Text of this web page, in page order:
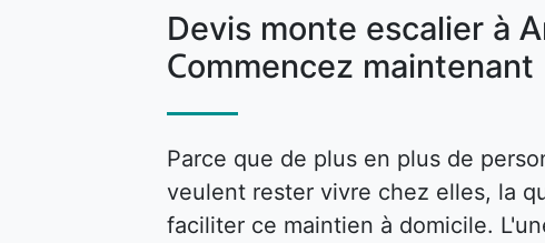
Devis monte escalier à
Commencez maintenant
Parce que de plus en plus de
veulent rester vivre chez elles, la
faciliter ce maintien à domicile.